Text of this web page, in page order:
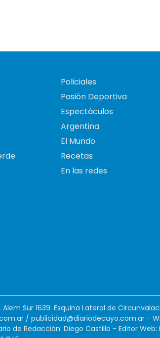
Policiales
Pasión Deportiva
Espectáculos
Argentina
El Mundo
Recetas
En las redes
Sur 1639. Esquina Lateral de
/ publicidad@diariodecuyo.com.ar -
de Redacción: Diego Castillo - Editor Web: